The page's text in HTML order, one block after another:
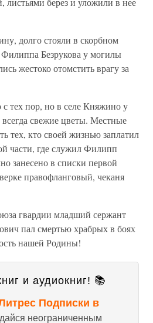
долго стояли в скорбном
Безрукова у могилы
жестоко отомстить врагу за
тех пор, но в селе Княжино у
всегда свежие цветы. Местные
тех, кто своей жизнью заплатил
части, где служил Филипп
занесено в списки первой
правофланговый, чеканя
гвардии младший сержант
пал смертью храбрых в боях
нашей Родины!
и аудиокниг! 📚
Подписки в
неограниченным